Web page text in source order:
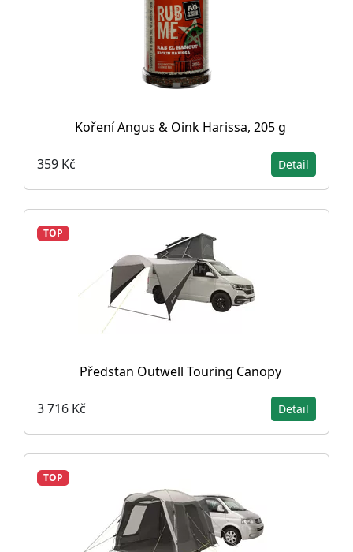
Koření Angus & Oink Harissa, 205 g
359 Kč Detail
TOP
Předstan Outwell Touring Canopy
3 716 Kč Detail
TOP